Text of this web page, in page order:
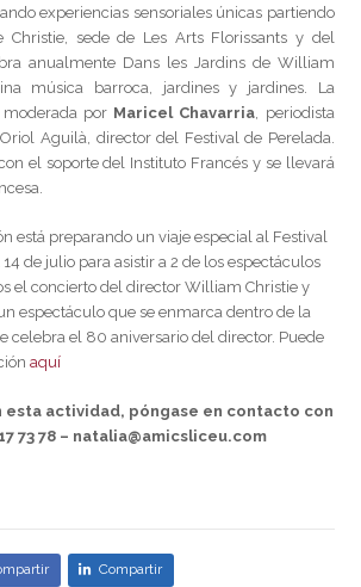
experiencias sensoriales únicas partiendo
sede de Les Arts Florissants y del
anualmente Dans les Jardins de William
música barroca, jardines y jardines. La
moderada por Maricel Chavarria , periodista
Aguilà, director del Festival de Perelada.
el soporte del Instituto Francés y se llevará
está preparando un viaje especial al Festival
de julio para asistir a 2 de los espectáculos
el concierto del director William Christie y
espectáculo que se enmarca dentro de la
celebra el 80 aniversario del director. Puede
aquí
esta actividad, póngase en contacto con
73 78 – natalia@amicsliceu.com
Compartir